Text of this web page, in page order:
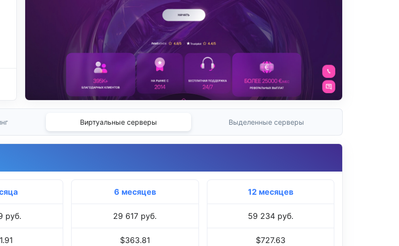
Виртуальные серверы Выделенные серверы
руб.
6 месяцев
29 617 руб.
$363.81
12 месяцев
59 234 руб.
$727.63